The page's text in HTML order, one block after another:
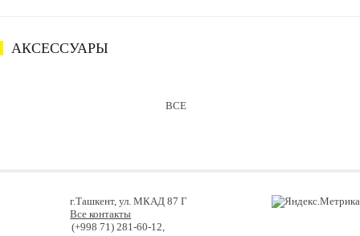
АКСЕССУАРЫ
ВСЕ
г.Ташкент, ул. МКАД 87 Г
Все контакты
(+998 71) 281-60-12,